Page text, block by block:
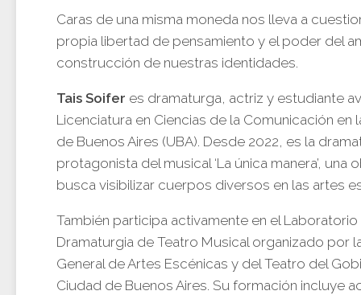
Caras de una misma moneda nos lleva a
propia libertad de pensamiento y el poder del
construcción de nuestras identidades.
Tais Soifer es dramaturga, actriz y estudiante
Licenciatura en Ciencias de la Comunicación en
de Buenos Aires (UBA). Desde 2022, es la
protagonista del musical ‘La única manera’, una
busca visibilizar cuerpos diversos en las artes
También participa activamente en el
Dramaturgia de Teatro Musical organizado por
General de Artes Escénicas y del Teatro del
Ciudad de Buenos Aires. Su formación incluye